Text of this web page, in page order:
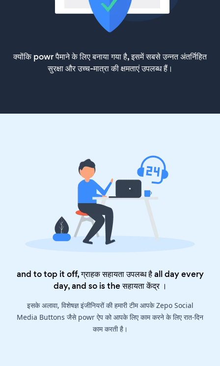
क्योंकि powr पैमाने के लिए बनाया गया है, इसमें सबसे उन्नत अंतर्निहित
सुरक्षा और उच्च-मात्रा की क्षमताएं उपलब्ध हैं।
and to top it off, ग्राहक सहायता उपलब्ध है all day every
day, and so is theसहायता केंद्र।
इसके अलावा, विशेषज्ञ इंजीनियरों की हमारी टीम आपके Zepo Social
Media Buttons जैसे powr ऐप को आपके लिए काम करने के लिए रात-दिन
काम करती है।